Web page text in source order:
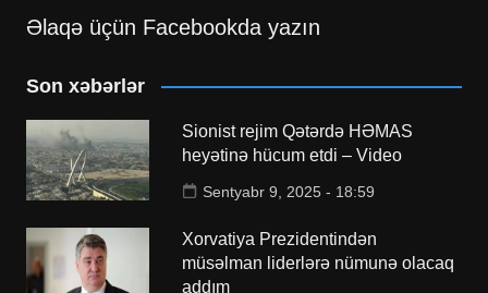
Əlaqə üçün Facebookda yazın
Son xəbərlər
Sionist rejim Qətərdə HƏMAS
heyətinə hücum etdi – Video
Sentyabr 9, 2025 - 18:59
Xorvatiya Prezidentindən
müsəlman liderlərə nümunə olacaq
addım